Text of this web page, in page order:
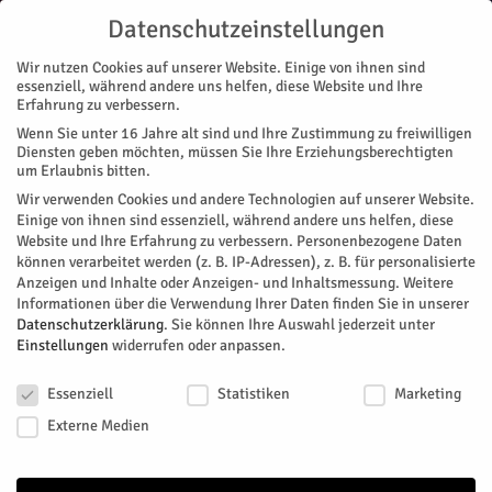
Start Stadtteile Barmen Hotel zu den zwei Welten
STADTTEILE BARMEN
Hotel zu den zwei Welten
Ein Wechselbad der Gefühle und sein Leben noch mal von
Grund auf neu überdenken: Das verspricht das Theaterstück
„Hotel zu den zwei Welten“. Aufgeführt wird es vom
Literaturkurs der 12. Klasse des Gymnasiums Haus Overbach.
Es wird sowohl am 29. als auch am 30. Juni aufgeführt.
VonHERZOG Redaktion Juni 18, 2026 73
Datenschutzeinstellungen
Wir nutzen Cookies auf unserer Website. Einige von ihnen sind
essenziell, während andere uns helfen, diese Website und Ihre
Erfahrung zu verbessern.
Wenn Sie unter 16 Jahre alt sind und Ihre Zustimmung zu freiwilligen
Diensten geben möchten, müssen Sie Ihre Erziehungsberechtigten
um Erlaubnis bitten.
Wir verwenden Cookies und andere Technologien auf unserer Website.
Einige von ihnen sind essenziell, während andere uns helfen, diese
Website und Ihre Erfahrung zu verbessern. Personenbezogene Daten
können verarbeitet werden (z. B. IP-Adressen), z. B. für personalisierte
Anzeigen und Inhalte oder Anzeigen- und Inhaltsmessung. Weitere
Informationen über die Verwendung Ihrer Daten finden Sie in unserer
Datenschutzerklärung. Sie können Ihre Auswahl jederzeit unter
Einstellungen widerrufen oder anpassen.
Essenziell
Statistiken
Marketing
Externe Medien